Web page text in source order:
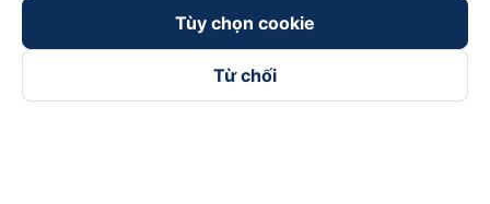
Tùy chọn cookie
Từ chối